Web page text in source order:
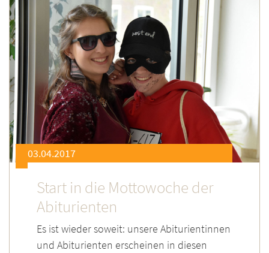
03.04.2017
Start in die Mottowoche der
Abiturienten
Es ist wieder soweit: unsere Abiturientinnen
und Abiturienten erscheinen in diesen